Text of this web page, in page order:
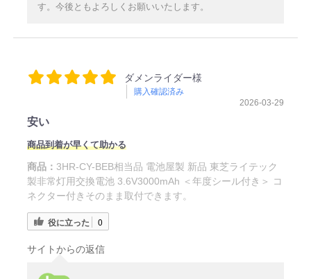
す。今後ともよろしくお願いいたします。
ダメンライダー様
購入確認済み
2026-03-29
安い
商品到着が早くて助かる
商品： 3HR-CY-BEB相当品 電池屋製 新品 東芝ライテック
製非常灯用交換電池 3.6V3000mAh ＜年度シール付き＞ コ
ネクター付きそのまま取付できます。
役に立った 0
サイトからの返信